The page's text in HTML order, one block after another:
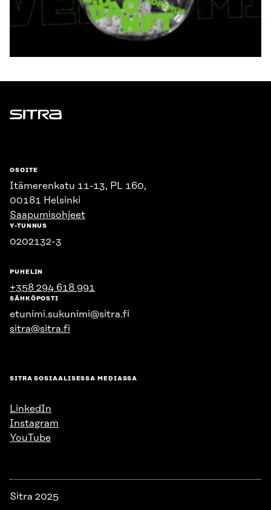
Sitra
OSOITE
Itämerenkatu 11-13, PL 160,
00181 Helsinki
Saapumisohjeet
Y-TUNNUS
0202132-3
PUHELIN
+358 294 618 991
SÄHKÖPOSTI
etunimi.sukunimi@sitra.fi
sitra@sitra.fi
SITRA SOSIAALISESSA MEDIASSA
LinkedIn
Instagram
YouTube
Sitra 2025